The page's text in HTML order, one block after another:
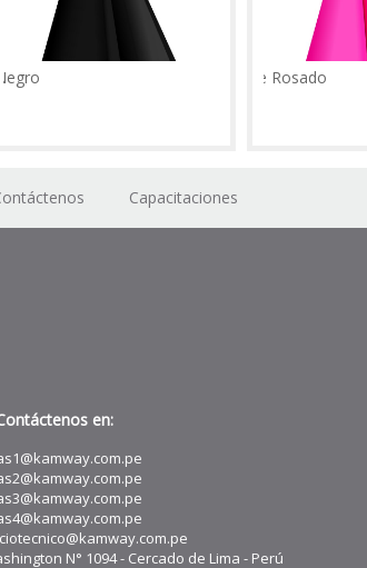
Vinilo de corte Negro
Vinilo de corte Rosado
Capacitaciones
en:
N° 1094 - Cercado de Lima - Perú